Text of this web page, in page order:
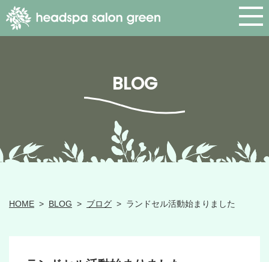
BLOG
HOME > BLOG > ブログ > ランドセル活動始まりました